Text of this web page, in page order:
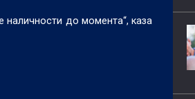
наличности до момента“, каза